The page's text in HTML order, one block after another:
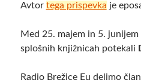
Avtor tega prispevka je
Med 25. majem in 5.
splošnih knjižnicah potekali
Radio Brežice Eu delimo